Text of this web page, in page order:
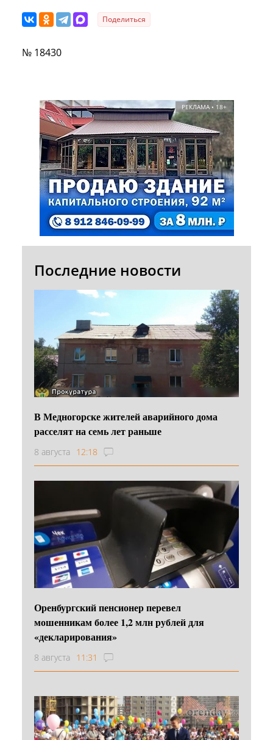
Поделиться
№ 18430
РЕКЛАМА • 18+
Последние новости
В Медногорске жителей аварийного дома
расселят на семь лет раньше
8 августа 12:18
Оренбургский пенсионер перевел
мошенникам более 1,2 млн рублей для
«декларирования»
8 августа 11:31